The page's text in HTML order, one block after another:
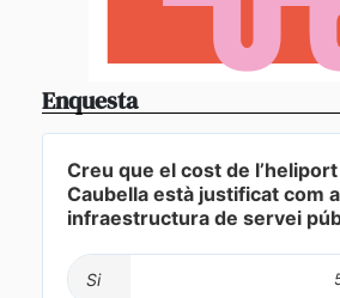
Enquesta
Creu que el cost de
Caubella està justificat com a
infraestructura de servei
Si